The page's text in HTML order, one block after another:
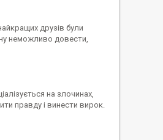
друзів були
неможливо довести,
на злочинах,
правду і винести вирок.